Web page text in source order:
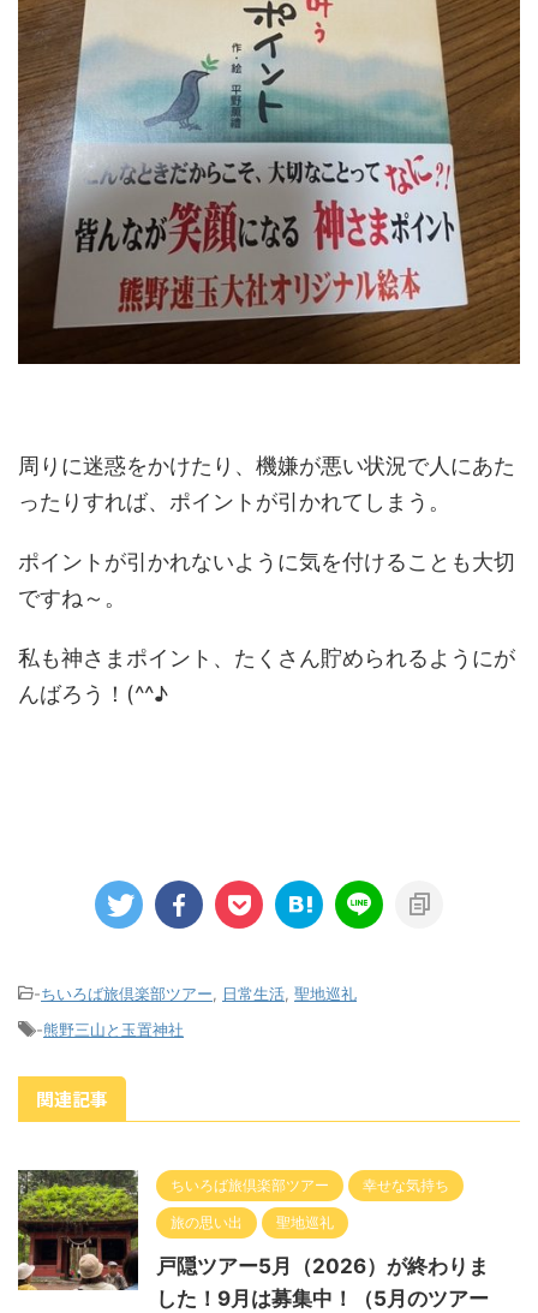
周りに迷惑をかけたり、機嫌が悪い状況で人にあた
ったりすれば、ポイントが引かれてしまう。
ポイントが引かれないように気を付けることも大切
ですね～。
私も神さまポイント、たくさん貯められるようにが
んばろう！(^^♪
-ちいろば旅倶楽部ツアー, 日常生活, 聖地巡礼
-熊野三山と玉置神社
関連記事
ちいろば旅倶楽部ツアー 幸せな気持ち
旅の思い出 聖地巡礼
戸隠ツアー5月（2026）が終わりま
した！9月は募集中！（5月のツアー